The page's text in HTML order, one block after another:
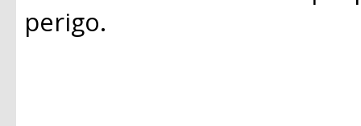
perigo.